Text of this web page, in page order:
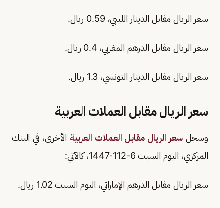
سعر الريال مقابل الدينار الليبي، 0.59 ريال.
سعر الريال مقابل الدرهم المغربي، 0.4 ريال.
سعر الريال مقابل الدينار التونسي، 1.3 ريال.
سعر الريال مقابل العملات العربية
وسجل سعر الريال مقابل العملات العربية الأخرى، في البنك
المركزي، اليوم السبت 6-112-1447، كالآتي:
سعر الريال مقابل الدرهم الإماراتي، اليوم السبت 1.02 ريال.